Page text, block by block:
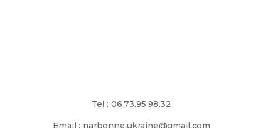
Tel : 06.73.95.98.32
Email : narbonne.ukraine@gmail.com